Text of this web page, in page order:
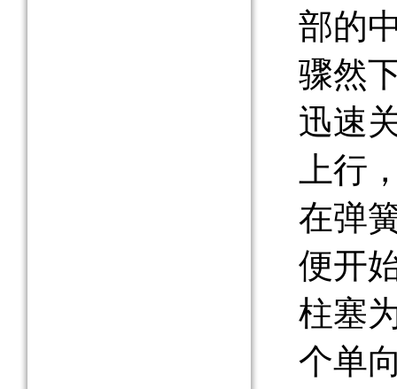
部的
骤然
迅速
上行
在弹
便开
柱塞
个单